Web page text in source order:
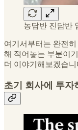
농담반 진담반
여기서부터는 완전
해 적어놓는 부분이
더 이야기해보겠습
초기 회사에 투자